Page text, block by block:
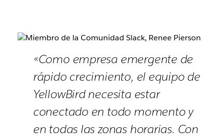
«Como empresa emergente de
rápido crecimiento, el equipo de
YellowBird necesita estar
conectado en todo momento y
en todas las zonas horarias. Con